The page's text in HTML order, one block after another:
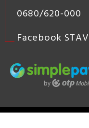
0680/620-000
Facebook